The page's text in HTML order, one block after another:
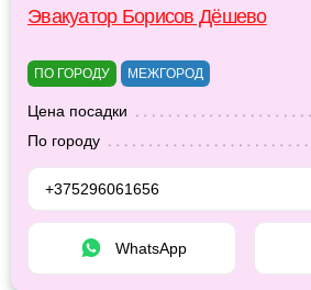
Эвакуатор Борисов Дёшево
ПО ГОРОДУ МЕЖГОРОД
Цена посадки
По городу
+375296061656
WhatsApp